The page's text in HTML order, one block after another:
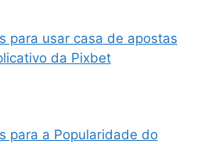
para usar casa de apostas
da Pixbet
para a Popularidade do